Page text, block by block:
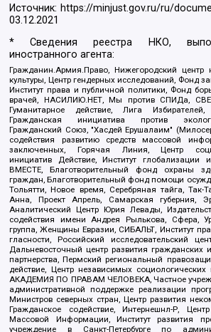
Источник: https://minjust.gov.ru/ru/
03.12.2021
* Сведения реестра НКО,
иностранного агента:
Гражданин.Армия.Право, Нижегородский центр
культуры, Центр гендерных исследований, Фонд
Институт права и публичной политики, Фонд
врачей, НАСИЛИЮ.НЕТ, Мы против СПИДа,
Гуманитарное действие, Лига
Гражданская инициатива против
Гражданский Союз, "Хасдей Ерушалаим"
содействия развитию средств массовой
заключенных, Горячая Линия, Центр
инициатив Действие, Институт глобализации
ВМЕСТЕ, Благотворительный фонд охраны
граждан, Благотворительный фонд помощи
Тольятти, Новое время, Серебряная тайга, Так-
Анна, Проект Апрель, Самарская губерния,
Аналитический Центр Юрия Левады,
содействия имени Андрея Рылькова, Сфера,
группа, Женщины Евразии, СИБАЛЬТ, Институт
гласности, Российский исследовательский
Дальневосточный центр развития гражданских
партнерства, Пермский региональный
действие, Центр независимых
АКАДЕМИЯ ПО ПРАВАМ ЧЕЛОВЕКА, Частное
административной поддержке реализации
Министров северных стран, Центр развития
Гражданское содействие, Интернешнл-Р,
Массовой Информации, Институт развития
учреждение в Санкт-Петербурге по